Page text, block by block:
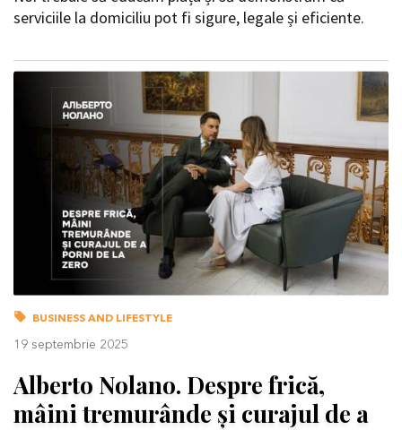
serviciile la domiciliu pot fi sigure, legale și eficiente.
BUSINESS AND LIFESTYLE
19 septembrie 2025
Alberto Nolano. Despre frică,
mâini tremurânde și curajul de a